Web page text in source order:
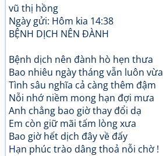
vũ thị hồng
Ngày gửi: Hôm kia 14:38
BỆNH DỊCH NÊN ĐÀNH
Bệnh dịch nên đành hò hẹn thưa
Bao nhiêu ngày tháng vẫn luôn vừa
Tình sâu nghĩa cả càng thêm đậm
Nỗi nhớ niềm mong hạn đợi mưa
Anh chẳng bao giờ thay đổi dạ
Em còn giữ mãi tấm lòng xưa
Bao giờ hết dịch đây về đấy
Hạn phúc trào dâng thoả nỗi chờ !